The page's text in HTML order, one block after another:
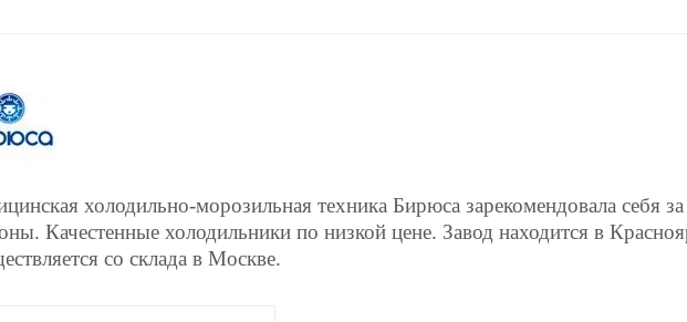
холодильно-морозильная техника Бирюса зарекомендовала себя
Качестенные холодильники по низкой цене. Завод находится в
со склада в Москве.